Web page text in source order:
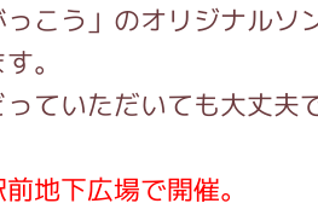
こう」のオリジナルソ
。
ていただいても大丈夫
地下広場で開催。